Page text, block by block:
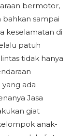
bermotor,
sampai
keselamatan di
patuh
tidak hanya
ada
Jasa
giat
anak-